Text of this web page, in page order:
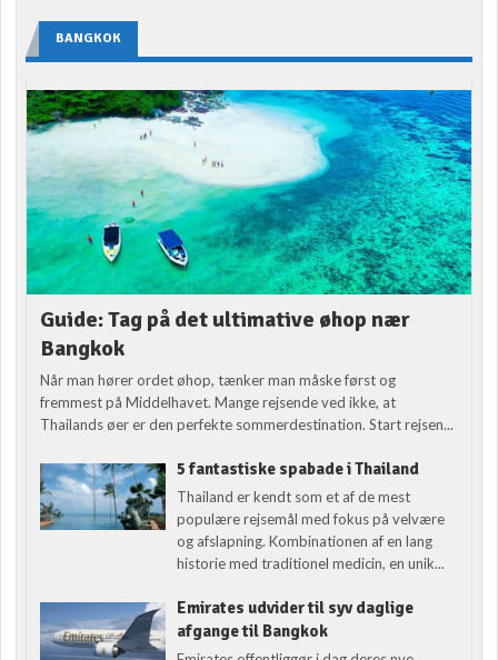
BANGKOK
Guide: Tag på det ultimative øhop nær
Bangkok
Når man hører ordet øhop, tænker man måske først og
fremmest på Middelhavet. Mange rejsende ved ikke, at
Thailands øer er den perfekte sommerdestination. Start rejsen...
5 fantastiske spabade i Thailand
Thailand er kendt som et af de mest
populære rejsemål med fokus på velvære
og afslapning. Kombinationen af en lang
historie med traditionel medicin, en unik...
Emirates udvider til syv daglige
afgange til Bangkok